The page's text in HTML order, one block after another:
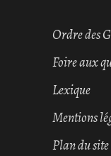
Ordre des
Foire aux
Lexique
Mentions
Plan du site